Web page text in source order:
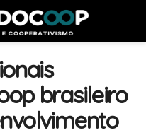
brasileiro